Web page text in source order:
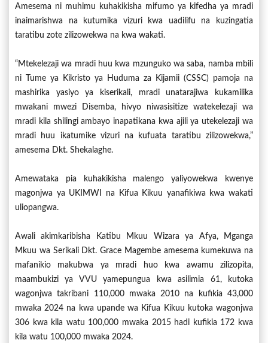
Amesema ni muhimu kuhakikisha mifumo ya kifedha ya mradi
inaimarishwa na kutumika vizuri kwa uadilifu na kuzingatia
taratibu zote zilizowekwa na kwa wakati.
“Mtekelezaji wa mradi huu kwa mzunguko wa saba, namba mbili
ni Tume ya Kikristo ya Huduma za Kijamii (CSSC) pamoja na
mashirika yasiyo ya kiserikali, mradi unatarajiwa kukamilika
mwakani mwezi Disemba, hivyo niwasisitize watekelezaji wa
mradi kila shilingi ambayo inapatikana kwa ajili ya utekelezaji wa
mradi huu ikatumike vizuri na kufuata taratibu zilizowekwa,”
amesema Dkt. Shekalaghe.
Amewataka pia kuhakikisha malengo yaliyowekwa kwenye
magonjwa ya UKIMWI na Kifua Kikuu yanafikiwa kwa wakati
uliopangwa.
Awali akimkaribisha Katibu Mkuu Wizara ya Afya, Mganga
Mkuu wa Serikali Dkt. Grace Magembe amesema kumekuwa na
mafanikio makubwa ya mradi huo kwa awamu zilizopita,
maambukizi ya VVU yamepungua kwa asilimia 61, kutoka
wagonjwa takribani 110,000 mwaka 2010 na kufikia 43,000
mwaka 2024 na kwa upande wa Kifua Kikuu kutoka wagonjwa
306 kwa kila watu 100,000 mwaka 2015 hadi kufikia 172 kwa
kila watu 100,000 mwaka 2024.